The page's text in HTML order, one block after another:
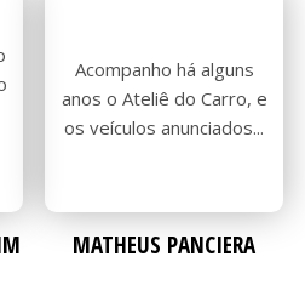
Acompanho há alguns
anos o Ateliê do Carro, e
os veículos anunciados...
MATHEUS PANCIERA